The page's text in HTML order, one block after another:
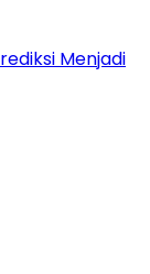
Menjadi